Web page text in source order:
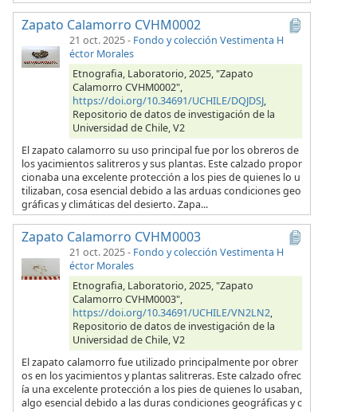
Zapato Calamorro CVHM0002
21 oct. 2025- Fondo y colección Vestimenta H
éctor Morales
Etnografia, Laboratorio, 2025, "Zapato
Calamorro CVHM0002",
https://doi.org/10.34691/UCHILE/DQJDSJ,
Repositorio de datos de investigación de la
Universidad de Chile, V2
El zapato calamorro su uso principal fue por los obreros de
los yacimientos salitreros y sus plantas. Este calzado propor
cionaba una excelente protección a los pies de quienes lo u
tilizaban, cosa esencial debido a las arduas condiciones geo
gráficas y climáticas del desierto. Zapa...
Zapato Calamorro CVHM0003
21 oct. 2025- Fondo y colección Vestimenta H
éctor Morales
Etnografia, Laboratorio, 2025, "Zapato
Calamorro CVHM0003",
https://doi.org/10.34691/UCHILE/VN2LN2,
Repositorio de datos de investigación de la
Universidad de Chile, V2
El zapato calamorro fue utilizado principalmente por obrer
os en los yacimientos y plantas salitreras. Este calzado ofrec
ía una excelente protección a los pies de quienes lo usaban,
algo esencial debido a las duras condiciones geográficas y c